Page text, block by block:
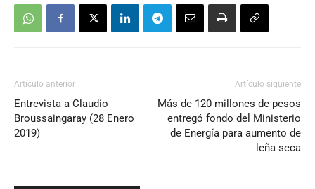
Artículo anterior
Entrevista a Claudio
Broussaingaray (28 Enero
2019)
Artículo siguiente
Más de 120 millones de pesos
entregó fondo del Ministerio
de Energía para aumento de
leña seca